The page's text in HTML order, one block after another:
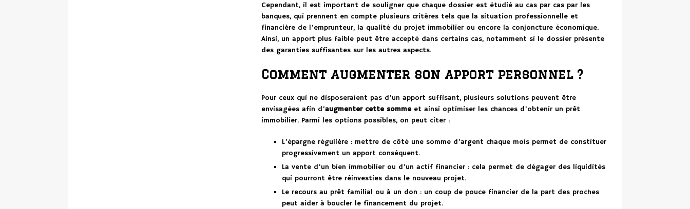
Cependant, il est important de souligner que chaque dossier est étudié au cas par cas par les
banques, qui prennent en compte plusieurs critères tels que la situation professionnelle et
financière de l’emprunteur, la qualité du projet immobilier ou encore la conjoncture économique.
Ainsi, un apport plus faible peut être accepté dans certains cas, notamment si le dossier présente
des garanties suffisantes sur les autres aspects.
Comment augmenter son apport personnel ?
Pour ceux qui ne disposeraient pas d’un apport suffisant, plusieurs solutions peuvent être
envisagées afin d’augmenter cette sommeet ainsi optimiser les chances d’obtenir un prêt
immobilier. Parmi les options possibles, on peut citer :
L’épargne régulière : mettre de côté une somme d’argent chaque mois permet de constituer
progressivement un apport conséquent.
La vente d’un bien immobilier ou d’un actif financier : cela permet de dégager des liquidités
qui pourront être réinvesties dans le nouveau projet.
Le recours au prêt familial ou à un don : un coup de pouce financier de la part des proches
peut aider à boucler le financement du projet.